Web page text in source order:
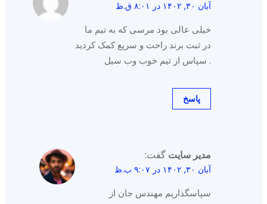
آبان ۳۰, ۱۴۰۲ در ۸:۰۱ ق.ظ
خیلی عالی بود مرسی که به تیم ما
در ثبت برند راحت و سریع کمک کردید
. سپاس از تیم خوب وب سیل
پاسخ
مدیر سایت گفت:
آبان ۳۰, ۱۴۰۲ در ۹:۰۷ ب.ظ
سپاسگذاریم مهندس جان از